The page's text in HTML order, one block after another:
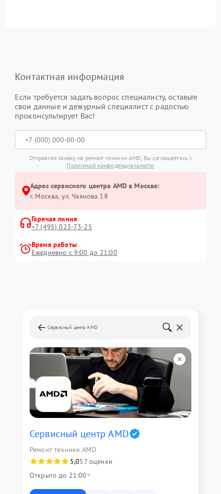
Контактная информация
Если требуется задать вопрос специалисту, оставьте
свои данные и дежурный специалист с радостью
проконсультирует Вас!
Отправляя заявку на ремонт техники AMD, Вы соглашаетесь с
Политикой конфиденциальности
Адрес сервисного центра AMD в Москве:
г. Москва, ул. Чаянова 18
Горячая линия
+7 (495) 023-73-25
Время работы
Ежедневно с 9:00 до 21:00
Сервисный центр AMD
Сервисный центр AMD
Ремонт техники AMD
5,057 оценки
Открыто до 21:00